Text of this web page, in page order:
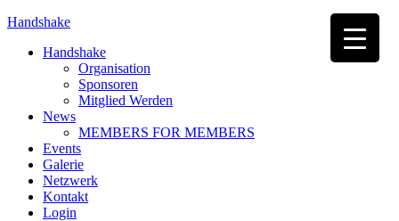
Handshake
Handshake
Organisation
Sponsoren
Mitglied Werden
News
MEMBERS FOR MEMBERS
Events
Galerie
Netzwerk
Kontakt
Login